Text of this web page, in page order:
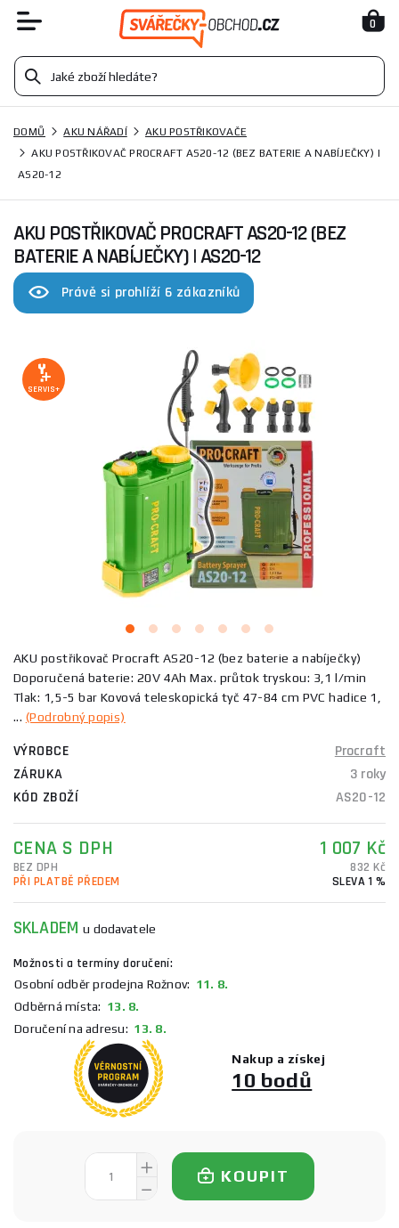
0
DOMŮ AKU NÁŘADÍ
AKU POSTŘIKOVAČE
AKU POSTŘIKOVAČ PROCRAFT AS20-12 (BEZ BATERIE A NABÍJEČKY) |
AS20-12
AKU POSTŘIKOVAČ PROCRAFT AS20-12 (BEZ
BATERIE A NABÍJEČKY) | AS20-12
Právě si prohlíží 6 zákazníků
SERVIS+
AKU postřikovač Procraft AS20-12 (bez baterie a nabíječky)
Doporučená baterie: 20V 4Ah Max. průtok tryskou: 3,1 l/min
Tlak: 1,5-5 bar Kovová teleskopická tyč 47-84 cm PVC hadice 1,
... (Podrobný popis)
VÝROBCE
Procraft
ZÁRUKA
3 roky
KÓD ZBOŽÍ
AS20-12
CENA S DPH 1 007 Kč
BEZ DPH
832 Kč
PŘI PLATBĚ PŘEDEM
SLEVA 1 %
SKLADEMu dodavatele
Možnosti a termíny doručení:
Osobní odběr prodejna Rožnov: 11. 8.
Odběrná místa: 13. 8.
Doručení na adresu: 13. 8.
Nakup a získej
10 bodů
KOUPIT